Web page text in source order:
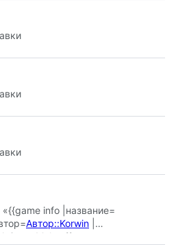
info |название=
Автор::Korwin
Story Maker }}